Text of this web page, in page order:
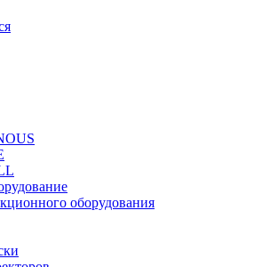
оборудования